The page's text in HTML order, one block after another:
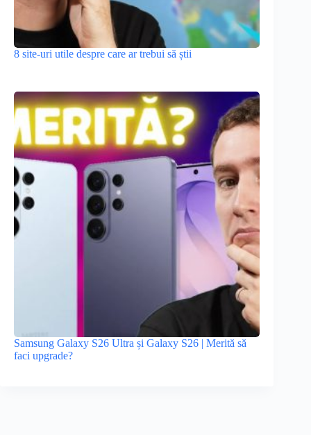
8 site-uri utile despre care ar trebui să știi
Samsung Galaxy S26 Ultra și Galaxy S26 | Merită să
faci upgrade?